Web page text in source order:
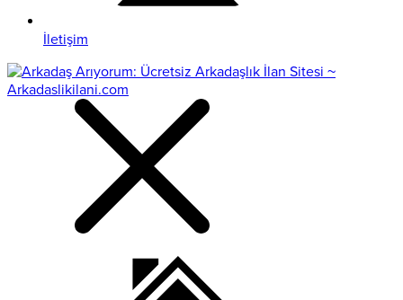
İletişim